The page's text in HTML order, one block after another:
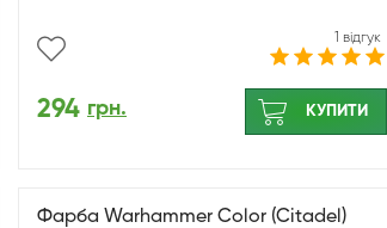
1 відгук
294 грн. КУПИТИ
Фарба Warhammer Color (Citadel)